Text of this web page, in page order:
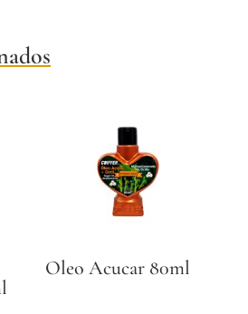
Oleo Acucar 80ml